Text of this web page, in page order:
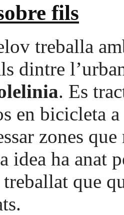
fils
treballa
dintre
. Es
en bicicleta
zones que
idea ha anat
que